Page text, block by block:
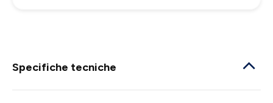
Specifiche tecniche